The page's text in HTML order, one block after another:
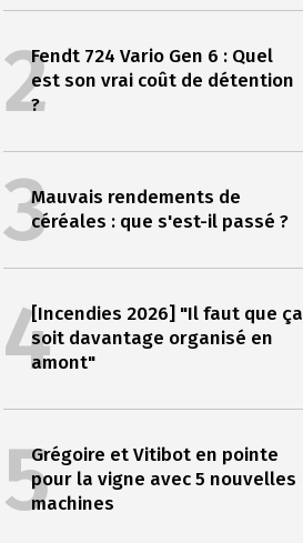
2Fendt 724 Vario Gen 6 : Quel
est son vrai coût de détention
?
3Mauvais rendements de
céréales : que s'est-il passé ?
4[Incendies 2026] "Il faut que ça
soit davantage organisé en
amont"
5Grégoire et Vitibot en pointe
pour la vigne avec 5 nouvelles
machines